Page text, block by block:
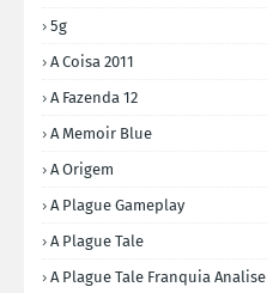
5g
A Coisa 2011
A Fazenda 12
A Memoir Blue
A Origem
A Plague Gameplay
A Plague Tale
A Plague Tale Franquia Analise